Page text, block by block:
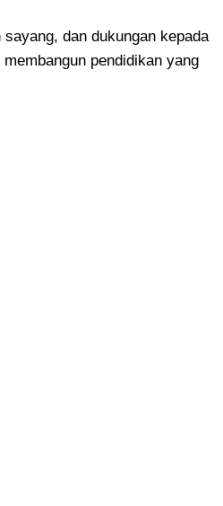
dan dukungan kepada
pendidikan yang